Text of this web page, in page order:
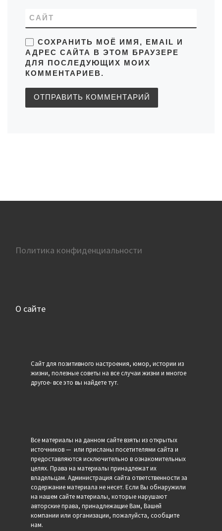
САЙТ
СОХРАНИТЬ МОЁ ИМЯ, EMAIL И
АДРЕС САЙТА В ЭТОМ БРАУЗЕРЕ
ДЛЯ ПОСЛЕДУЮЩИХ МОИХ
КОММЕНТАРИЕВ.
Политика конфиденциальности
О сайте
Сайт для позитивного настроения, юмор, истории из
жизни, полезные советы на все случаи жизни и многое
другое- все это вы найдете тут.
Все материалы на данном сайте взяты из открытых
источников — или присланы посетителями сайта и
предоставляются исключительно в ознакомительных
целях. Права на материалы принадлежат их
владельцам. Администрация сайта ответственности за
содержание материала не несет. Если Вы обнаружили
на нашем сайте материалы, которые нарушают
авторские права, принадлежащие Вам, Вашей
компании или организации, пожалуйста, сообщите
нам.